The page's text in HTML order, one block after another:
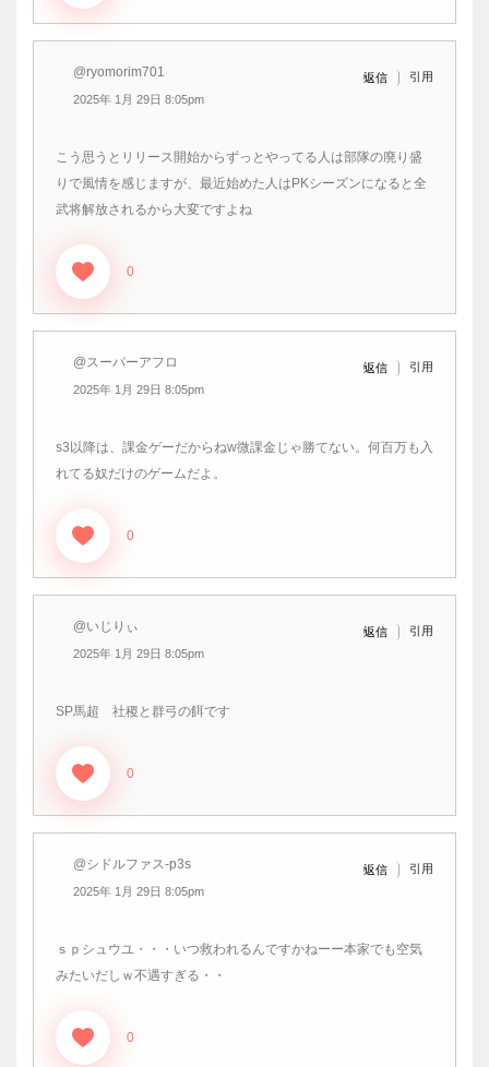
@ryomorim701
2025年 1月 29日 8:05pm
返信 引用
こう思うとリリース開始からずっとやってる人は部隊の廃り盛
りで風情を感じますが、最近始めた人はPKシーズンになると全
武将解放されるから大変ですよね
0
@スーパーアフロ
2025年 1月 29日 8:05pm
返信 引用
s3以降は、課金ゲーだからねw微課金じゃ勝てない。何百万も入
れてる奴だけのゲームだよ。
0
@いじりぃ
2025年 1月 29日 8:05pm
返信 引用
SP馬超 社稷と群弓の餌です
0
@シドルファス-p3s
2025年 1月 29日 8:05pm
返信 引用
ｓｐシュウユ・・・いつ救われるんですかねーー本家でも空気
みたいだしｗ不遇すぎる・・
0